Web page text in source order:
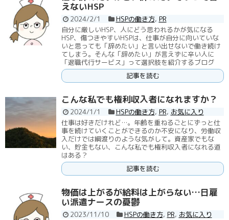
えないHSP
2024/2/1 HSPの働き方, PR
自分に厳しいHSP、人にどう思われるかが気になる
HSP、傷つきやすいHSPは、仕事が自分に向いていな
いと思っても「辞めたい」と言い出せないで働き続け
てしまう。そんな「辞めたい」が言えずに辛い人に
「退職代行サービス」って選択肢を紹介するブログ
記事を読む
こんな私でも権利収入者になれますか？
2024/1/1 HSPの働き方, PR, お気に入り
仕事は好きだけれど…。年齢を重ねるごとにずっと仕
事を続けていくことができるのか不安になり、労働収
入だけでは綱渡りのような気がして。資産家でもな
い、貯金もない、こんな私でも権利収入者になれる道
はある？
記事を読む
物価は上がるが給料は上がらない…日雇
い派遣ナースの憂鬱
2023/11/10 HSPの働き方, PR, お気に入り